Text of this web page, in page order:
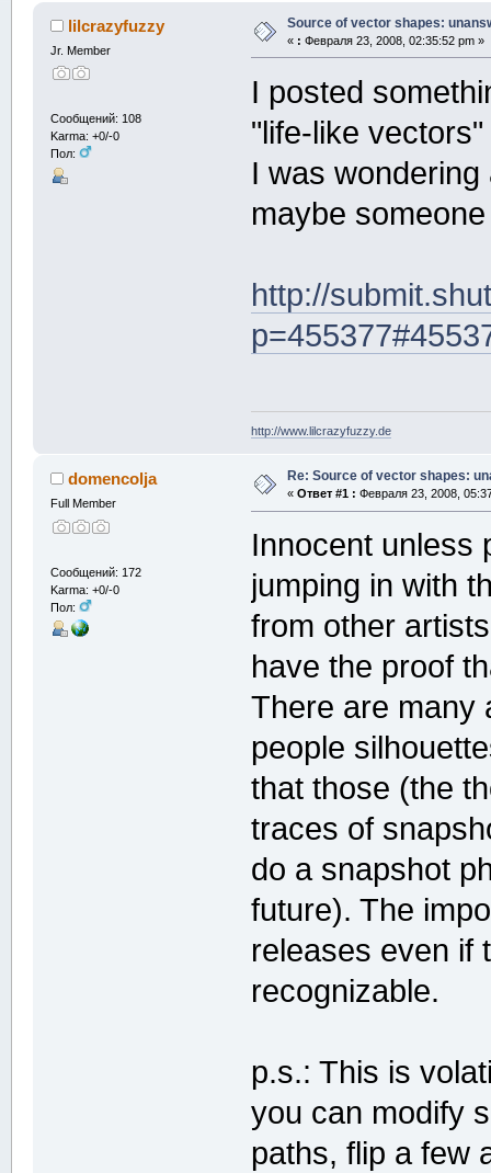
lilcrazyfuzzy
Jr. Member
Сообщений: 108
Karma: +0/-0
Пол:
Source of vector shapes:
« : Февраля 23, 2008, 02:35:52 pm »
I posted
"life-like vectors"
I was
maybe
http://
http://www.lilcrazyfuzzy.de
domencolja
Full Member
Сообщений: 172
Karma: +0/-0
Пол:
Re: Source of vector shapes:
« Ответ #1 : Февраля 23, 2008,
Innocent unless
jumping in with
from other
have the proof
There are many
people
that those (the
traces of
do a snapshot
future). The
releases even if
recognizable.
p.s.: This is
you can modify
paths, flip a few